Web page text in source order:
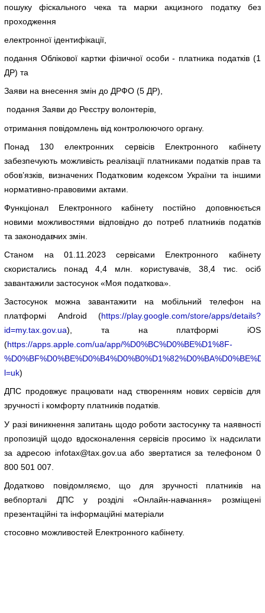
пошуку фіскального чека та марки акцизного податку без
проходження
електронної ідентифікації,
подання Облікової картки фізичної особи - платника податків (1
ДР) та
Заяви на внесення змін до ДРФО (5 ДР),
подання Заяви до Реєстру волонтерів,
отримання повідомлень від контролюючого органу.
Понад 130 електронних сервісів Електронного кабінету
забезпечують можливість реалізації платниками податків прав та
обов’язків, визначених Податковим кодексом України та іншими
нормативно-правовими актами.
Функціонал Електронного кабінету постійно доповнюється
новими можливостями відповідно до потреб платників податків
та законодавчих змін.
Станом на 01.11.2023 сервісами Електронного кабінету
скористались понад 4,4 млн. користувачів, 38,4 тис. осіб
завантажили застосунок «Моя податкова».
Застосунок можна завантажити на мобільний телефон на
платформі Android (https://play.google.com/store/apps/details?
id=my.tax.gov.ua), та на платформі iOS
(https://apps.apple.com/ua/app/%D0%BC%D0%BE%D1%8F-
l=uk)
ДПС продовжує працювати над створенням нових сервісів для
зручності і комфорту платників податків.
У разі виникнення запитань щодо роботи застосунку та наявності
пропозицій щодо вдосконалення сервісів просимо їх надсилати
за адресою infotax@tax.gov.ua або звертатися за телефоном 0
800 501 007.
Додатково повідомляємо, що для зручності платників на
вебпорталі ДПС у розділі «Онлайн-навчання» розміщені
презентаційні та інформаційні матеріали
стосовно можливостей Електронного кабінету.